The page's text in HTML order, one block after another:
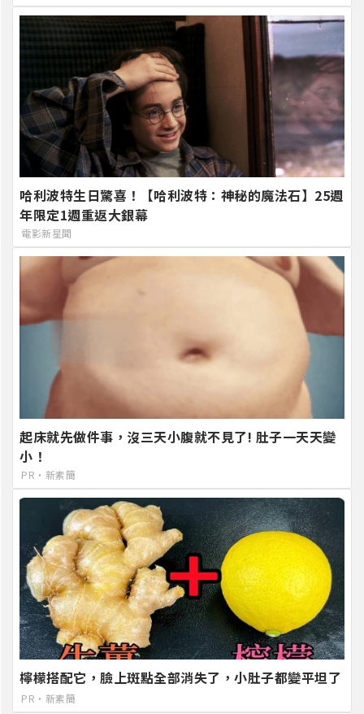
哈利波特生日驚喜！【哈利波特：神秘的魔法石】25週
年限定1週重返大銀幕
電影新星聞
起床就先做件事，沒三天小腹就不見了! 肚子一天天變
小！
PR・新素簡
檸檬搭配它，臉上斑點全部消失了，小肚子都變平坦了
PR・新素簡